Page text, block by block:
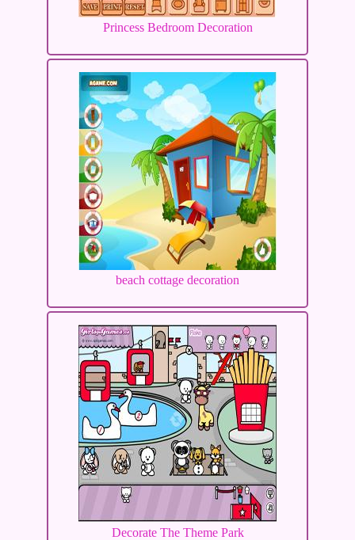
Princess Bedroom Decoration
beach cottage decoration
Decorate The Theme Park